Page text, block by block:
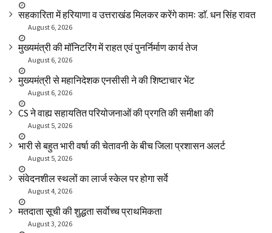
सहकारिता में हरियाणा व उत्तराखंड मिलकर करेंगे कामः डाॅ. धन सिंह रावत
August 6, 2026
मुख्यमंत्री की मॉनिटरिंग में राहत एवं पुनर्निर्माण कार्य तेज
August 6, 2026
मुख्यमंत्री से महानिदेशक एनसीसी ने की शिष्टाचार भेंट
August 6, 2026
CS ने वाह्य सहायतित परियोजनाओं की प्रगति की समीक्षा की
August 5, 2026
भारी से बहुत भारी वर्षा की चेतावनी के बीच जिला प्रशासन अलर्ट
August 5, 2026
संवेदनशील स्थलों का लार्ज स्केल पर होगा सर्वे
August 4, 2026
मतदाता सूची की शुद्धता सर्वाेच्च प्राथमिकता
August 3, 2026